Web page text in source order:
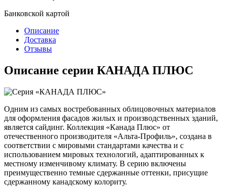
Банковской картой
Описание
Доставка
Отзывы
Описание серии КАНАДА ПЛЮС
Одним из самых востребованных облицовочных материалов
для оформления фасадов жилых и производственных зданий,
является сайдинг. Коллекция «Канада Плюс» от
отечественного производителя «Альта-Профиль», создана в
соответствии с мировыми стандартами качества и с
использованием мировых технологий, адаптированных к
местному изменчивому климату. В серию включены
преимущественно темные сдержанные оттенки, присущие
сдержанному канадскому колориту.